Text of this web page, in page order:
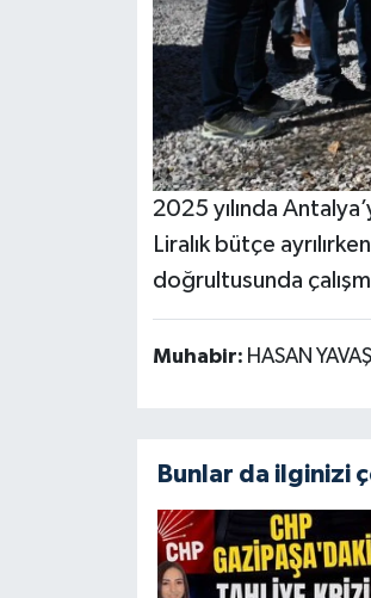
2025 yılında
Liralık bütçe
doğrultusunda
Muhabir: HASAN
Bunlar da ilginizi